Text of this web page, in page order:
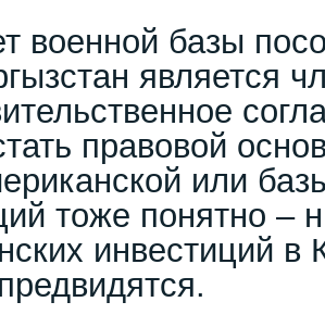
военной базы
является
правовой
или
тоже понятно –
инвестиций в